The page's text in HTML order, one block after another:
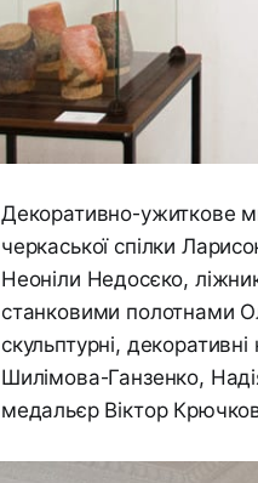
Декоративно-ужиткове
черкаської спілки
Неоніли Недосєко,
станковими полотнами
скульптурні,
Шилімова-Ганзенко,
медальєр Віктор